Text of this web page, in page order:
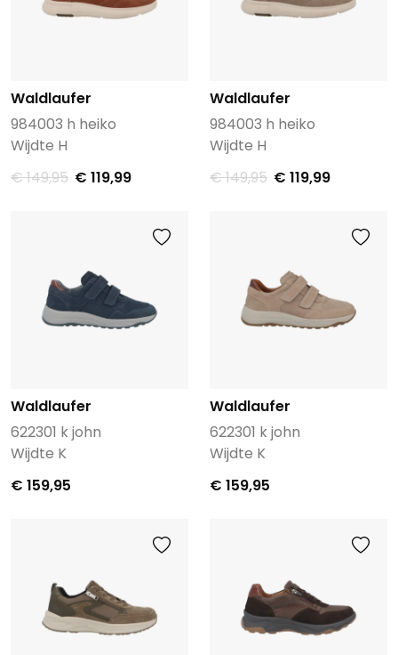
Waldlaufer
984003 h heiko
Wijdte H
€ 149,95 € 119,99
Waldlaufer
984003 h heiko
Wijdte H
€ 149,95 € 119,99
Waldlaufer
622301 k john
Wijdte K
€ 159,95
Waldlaufer
622301 k john
Wijdte K
€ 159,95